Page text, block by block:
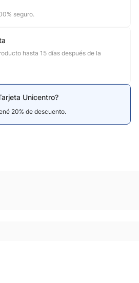
seguro.
hasta 15 días después de la
Unicentro?
20% de descuento.